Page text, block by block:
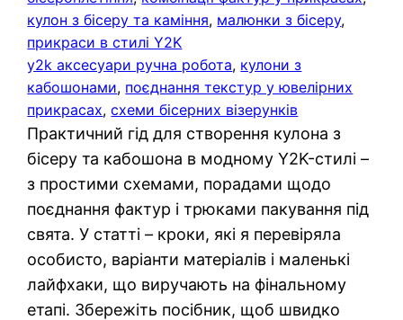
кулон з бісеру та каміння, малюнки з бісеру
прикраси в стилі Y2K
y2k аксесуари ручна робота, кулони з
кабошонами, поєднання текстур у ювелірних
прикрасах, схеми бісерних візерунків
Практичний гід для створення кулона з
бісеру та кабошона в модному Y2K-стилі –
з простими схемами, порадами щодо
поєднання фактур і трюками пакування під
свята. У статті – кроки, які я перевіряла
особисто, варіанти матеріалів і маленькі
лайфхаки, що виручають на фінальному
етапі. Збережіть посібник, щоб швидко